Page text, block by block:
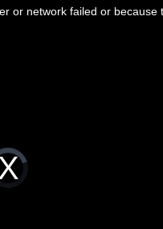
or network failed or because